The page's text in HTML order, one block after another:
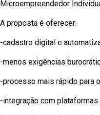
Microempreendedor
A proposta é oferecer:
-cadastro digital e
-menos exigências
-processo mais rápido para
-integração com